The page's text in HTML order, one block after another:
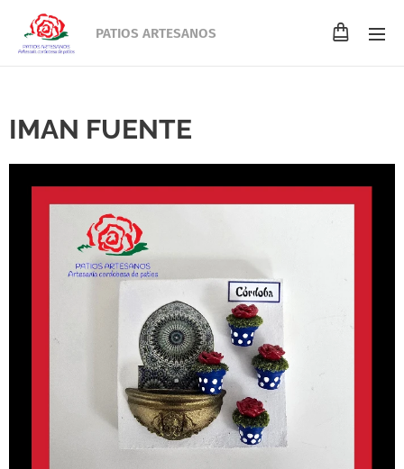
PATIOS ARTESANOS
IMAN FUENTE